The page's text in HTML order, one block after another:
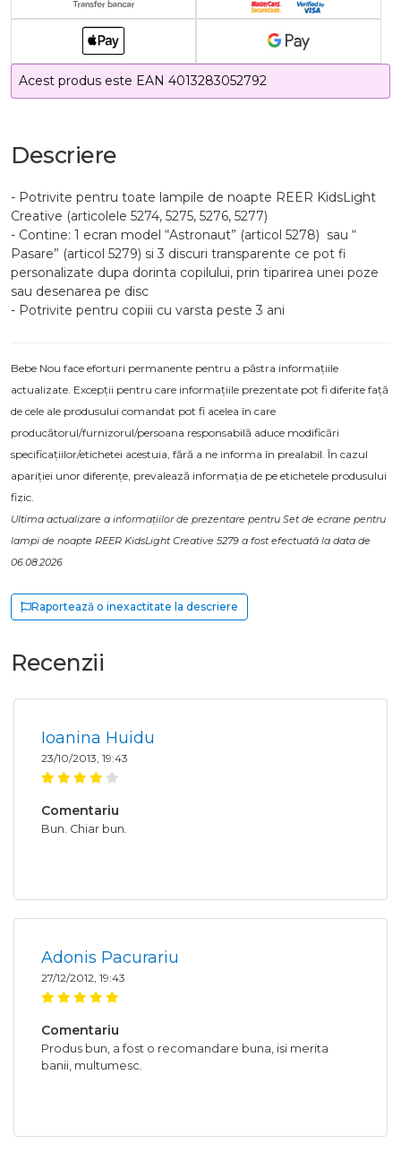
Acest produs este EAN 4013283052792
Descriere
- Potrivite pentru toate lampile de noapte REER KidsLight
Creative (articolele 5274, 5275, 5276, 5277)
- Contine: 1 ecran model “Astronaut” (articol 5278) sau “
Pasare” (articol 5279) si 3 discuri transparente ce pot fi
personalizate dupa dorinta copilului, prin tiparirea unei poze
sau desenarea pe disc
- Potrivite pentru copiii cu varsta peste 3 ani
Bebe Nou face eforturi permanente pentru a păstra informațiile
actualizate. Excepții pentru care informațiile prezentate pot fi diferite față
de cele ale produsului comandat pot fi acelea în care
producătorul/furnizorul/persoana responsabilă aduce modificări
specificațiilor/etichetei acestuia, fără a ne informa în prealabil. În cazul
apariției unor diferențe, prevalează informația de pe etichetele produsului
fizic.
Ultima actualizare a informațiilor de prezentare pentru Set de ecrane pentru
lampi de noapte REER KidsLight Creative 5279 a fost efectuată la data de
06.08.2026
Raportează o inexactitate la descriere
Recenzii
Ioanina Huidu
23/10/2013, 19:43
Comentariu
Bun. Chiar bun.
Adonis Pacurariu
27/12/2012, 19:43
Comentariu
Produs bun, a fost o recomandare buna, isi merita
banii, multumesc.